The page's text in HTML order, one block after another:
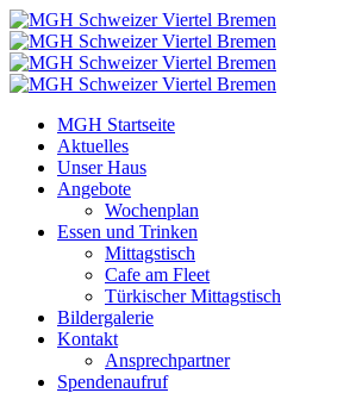
MGH Startseite
Aktuelles
Unser Haus
Angebote
Wochenplan
Essen und Trinken
Mittagstisch
Cafe am Fleet
Türkischer Mittagstisch
Bildergalerie
Kontakt
Ansprechpartner
Spendenaufruf